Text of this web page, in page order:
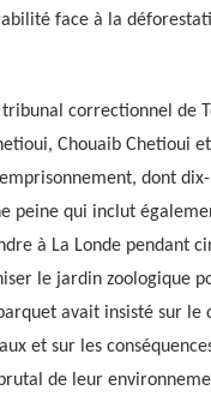
face à la
correctionnel de
Chouaib Chetioui
dont
peine qui inclut
à La Londe pendant
le jardin zoologique
avait insisté sur le
et sur les
de leur